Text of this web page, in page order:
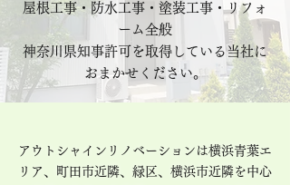
屋根工事・防水工事・塗装工事・リフォ
ーム全般
神奈川県知事許可を取得している当社に
おまかせください。
アウトシャインリノベーションは横浜青葉エ
リア、町田市近隣、緑区、横浜市近隣を中心